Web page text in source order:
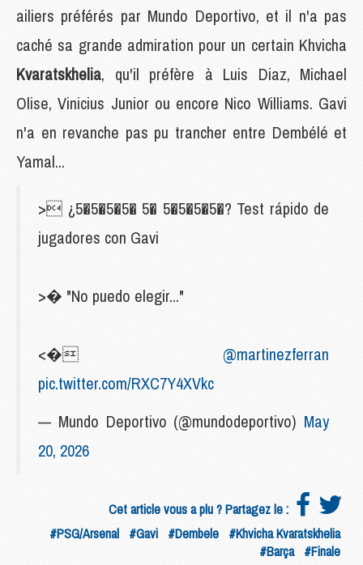
ailiers préférés par Mundo Deportivo, et il n'a pas
caché sa grande admiration pour un certain Khvicha
Kvaratskhelia, qu'il préfère à Luis Diaz, Michael
Olise, Vinicius Junior ou encore Nico Williams. Gavi
n'a en revanche pas pu trancher entre Dembélé et
Yamal...
> ¿5�5�5�5� 5� 5�5�5�5�? Test rápido de
jugadores con Gavi
>� "No puedo elegir..."
<� @martinezferran
pic.twitter.com/RXC7Y4XVkc
— Mundo Deportivo (@mundodeportivo) May
20, 2026
Cet article vous a plu ? Partagez le :
#PSG/Arsenal #Gavi #Dembele #Khvicha Kvaratskhelia
#Barça #Finale